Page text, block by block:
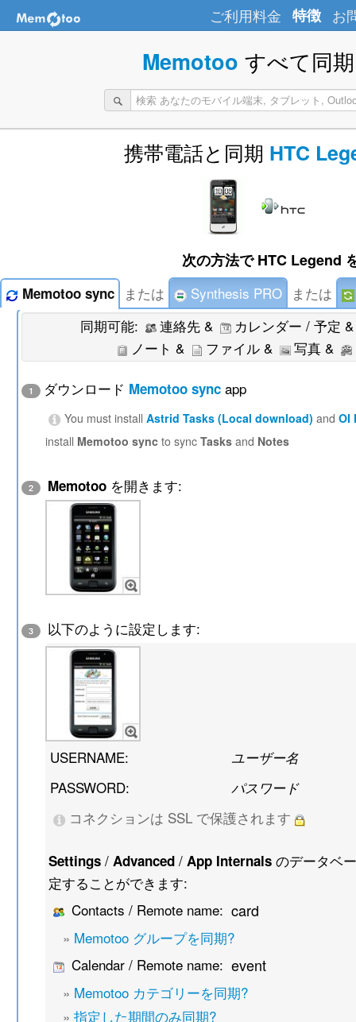
ご利用料金 特徴 お
Memotoo すべて同
携帯電話と同期 HTC
次の方法で HTC Legend
Memotoo sync または Synthesis PRO または
同期可能:
連絡先 &
カレンダー / 予定
ノート &
ファイル & 写真 &
1 ダウンロード Memotoo sync app
You must installAstrid Tasks (Local download) andOI
install Memotoo sync to syncTasks and Notes
2 Memotoo を開きます:
3 以下のように設定します:
USERNAME: ユーザー名
PASSWORD: パスワード
コネクションは SSL で保護されます
Settings /Advanced /App Internals のデータベ
定することができます:
Contacts / Remote name: card
» Memotoo グループを同期?
Calendar / Remote name: event
» Memotoo カテゴリーを同期?
»指定した期間のみ同期?